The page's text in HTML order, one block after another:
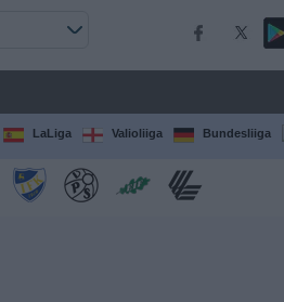
LaLiga Valioliiga Bundesliiga